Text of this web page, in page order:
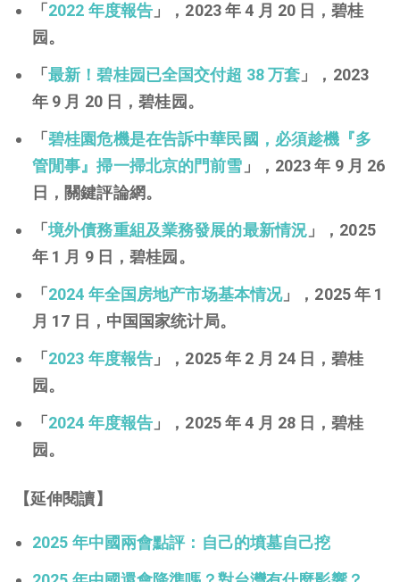
「 2022 年度報告 」，2023 年 4 月 20 日，碧桂
园。
「最新！碧桂园已全国交付超 38 万套 」，2023
年 9 月 20 日，碧桂园。
「碧桂園危機是在告訴中華民國，必須趁機『多
管閒事』掃一掃北京的門前雪 」，2023 年 9 月 26
日，關鍵評論網。
「境外債務重組及業務發展的最新情況 」，2025
年 1 月 9 日，碧桂园。
「 2024 年全国房地产市场基本情况」，2025 年 1
月 17 日，中国国家统计局。
「 2023 年度報告 」，2025 年 2 月 24 日，碧桂
园。
「 2024 年度報告 」，2025 年 4 月 28 日，碧桂
园。
【延伸閱讀】
2025 年中國兩會點評：自己的墳墓自己挖